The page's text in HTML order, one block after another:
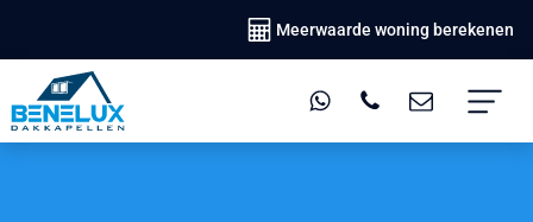
Meerwaarde woning berekenen